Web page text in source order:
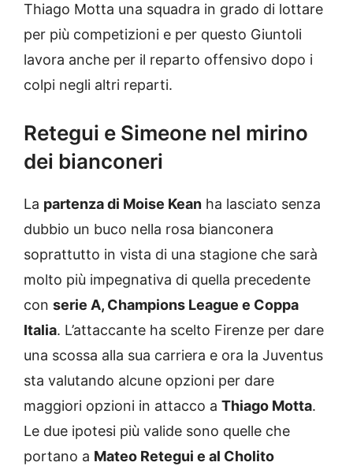
Thiago Motta una squadra in grado di lottare
per più competizioni e per questo Giuntoli
lavora anche per il reparto offensivo dopo i
colpi negli altri reparti.
Retegui e Simeone nel mirino
dei bianconeri
La partenza di Moise Kean ha lasciato senza
dubbio un buco nella rosa bianconera
soprattutto in vista di una stagione che sarà
molto più impegnativa di quella precedente
con serie A, Champions League e Coppa
Italia. L’attaccante ha scelto Firenze per dare
una scossa alla sua carriera e ora la Juventus
sta valutando alcune opzioni per dare
maggiori opzioni in attacco a Thiago Motta.
Le due ipotesi più valide sono quelle che
portano a Mateo Retegui e al Cholito